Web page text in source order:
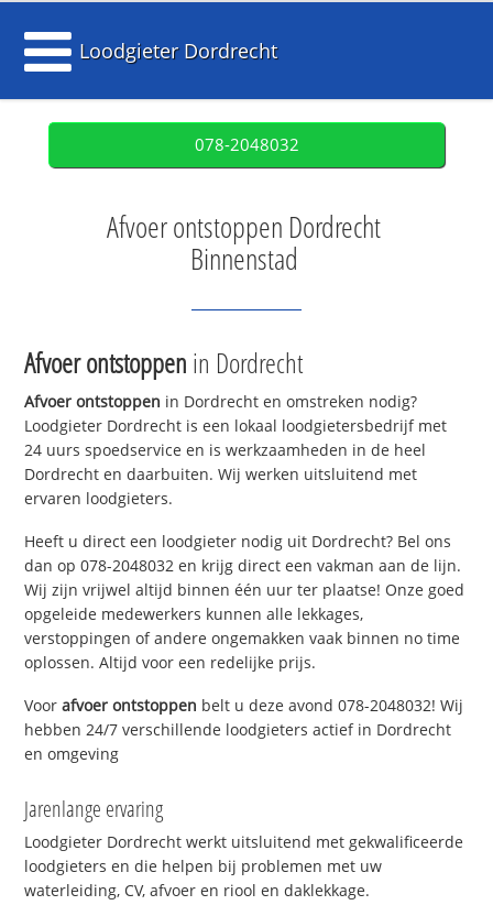
Loodgieter Dordrecht
078-2048032
Afvoer ontstoppen Dordrecht
Binnenstad
Afvoer ontstoppen in Dordrecht
Afvoer ontstoppen in Dordrecht en omstreken nodig?
Loodgieter Dordrecht is een lokaal loodgietersbedrijf met
24 uurs spoedservice en is werkzaamheden in de heel
Dordrecht en daarbuiten. Wij werken uitsluitend met
ervaren loodgieters.
Heeft u direct een loodgieter nodig uit Dordrecht? Bel ons
dan op 078-2048032 en krijg direct een vakman aan de lijn.
Wij zijn vrijwel altijd binnen één uur ter plaatse! Onze goed
opgeleide medewerkers kunnen alle lekkages,
verstoppingen of andere ongemakken vaak binnen no time
oplossen. Altijd voor een redelijke prijs.
Voorafvoer ontstoppen belt u deze avond 078-2048032! Wij
hebben 24/7 verschillende loodgieters actief in Dordrecht
en omgeving
Jarenlange ervaring
Loodgieter Dordrecht werkt uitsluitend met gekwalificeerde
loodgieters en die helpen bij problemen met uw
waterleiding, CV, afvoer en riool en daklekkage.